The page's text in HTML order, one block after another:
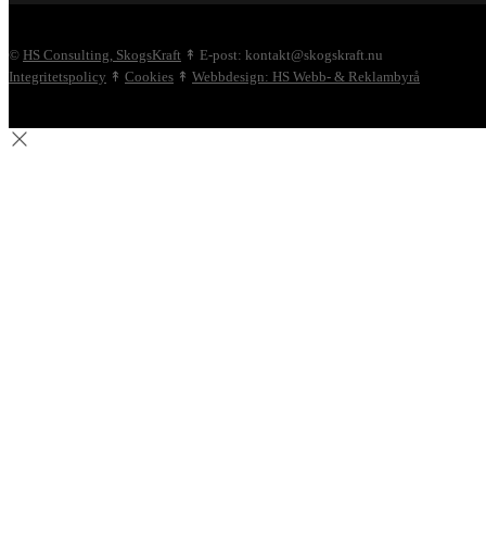
© HS Consulting, SkogsKraft ↟ E-post: kontakt@skogskraft.nu
Integritetspolicy ↟ Cookies ↟ Webbdesign: HS Webb- & Reklambyrå